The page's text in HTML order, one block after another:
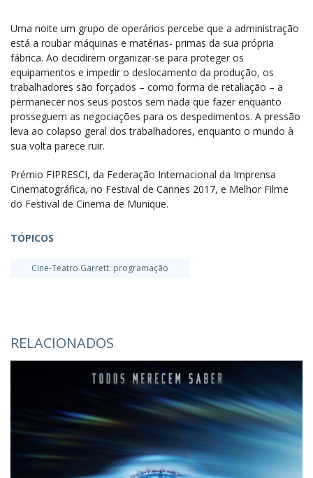
Uma noite um grupo de operários percebe que a administração
está a roubar máquinas e matérias- primas da sua própria
fábrica. Ao decidirem organizar-se para proteger os
equipamentos e impedir o deslocamento da produção, os
trabalhadores são forçados – como forma de retaliação – a
permanecer nos seus postos sem nada que fazer enquanto
prosseguem as negociações para os despedimentos. A pressão
leva ao colapso geral dos trabalhadores, enquanto o mundo à
sua volta parece ruir.
Prémio FIPRESCI, da Federação Internacional da Imprensa
Cinematográfica, no Festival de Cannes 2017, e Melhor Filme
do Festival de Cinema de Munique.
TÓPICOS
Cine-Teatro Garrett: programação
RELACIONADOS